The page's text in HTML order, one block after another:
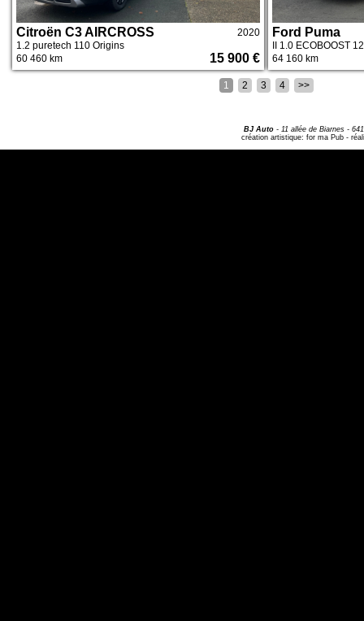
Citroën C3 AIRCROSS
2020
1.2 puretech 110 Origins
60 460 km
15 900 €
Ford Puma
II 1.0 ECOBOOST
64 160 km
1 2 3 4 >>
BJ Auto - 11 allée de Biarnes -
création artistique: for ma Pub-